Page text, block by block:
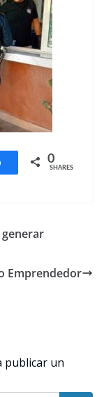
Share 0
SHARES
Emprendedor
publicar un